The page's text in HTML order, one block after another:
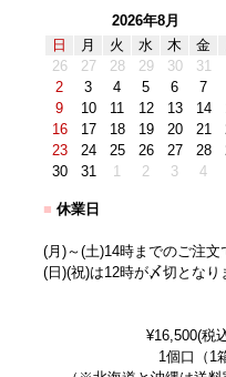
2026年8月
日
月 火 水 木 金
26
27 28 29 30 31
2
3 4 5 6 7
9
10 11 12 13 14
16
17 18 19 20 21
23
24 25 26 27 28
30
31 1 2 3 4
■ 休業日
(月)～(土)14時までのご注文
(日)(祝)は12時が〆切となり
¥16,500(税
1個口（1